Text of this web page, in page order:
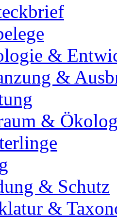
&
&
&
& Schutz
&